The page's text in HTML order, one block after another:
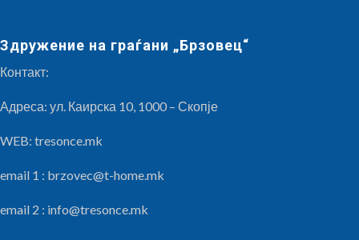
Здружение на граѓани „Брзовец“
Контакт:
Адреса: ул. Каирска 10, 1000 – Скопје
WEB: tresonce.mk
email 1 : brzovec@t-home.mk
email 2 : info@tresonce.mk